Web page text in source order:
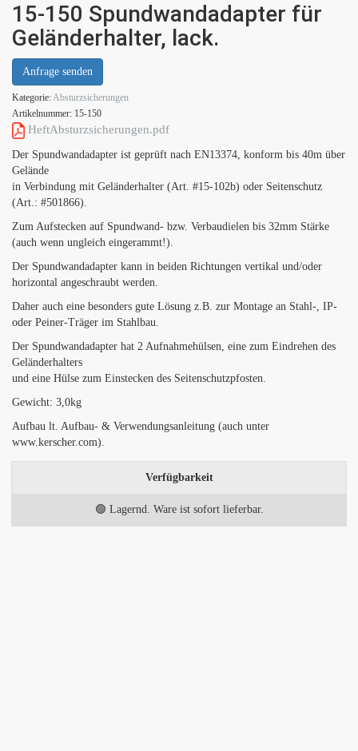
15-150 Spundwandadapter für
Geländerhalter, lack.
Anfrage senden
Kategorie:Absturzsicherungen
Artikelnummer: 15-150
HeftAbsturzsicherungen.pdf
Der Spundwandadapter ist geprüft nach EN13374, konform bis 40m über
Gelände
in Verbindung mit Geländerhalter (Art. #15-102b) oder Seitenschutz
(Art.: #501866).
Zum Aufstecken auf Spundwand- bzw. Verbaudielen bis 32mm Stärke
(auch wenn ungleich eingerammt!).
Der Spundwandadapter kann in beiden Richtungen vertikal und/oder
horizontal angeschraubt werden.
Daher auch eine besonders gute Lösung z.B. zur Montage an Stahl-, IP-
oder Peiner-Träger im Stahlbau.
Der Spundwandadapter hat 2 Aufnahmehülsen, eine zum Eindrehen des
Geländerhalters
und eine Hülse zum Einstecken des Seitenschutzpfosten.
Gewicht: 3,0kg
Aufbau lt. Aufbau- & Verwendungsanleitung (auch unter
www.kerscher.com).
Verfügbarkeit
🟢 Lagernd. Ware ist sofort lieferbar.